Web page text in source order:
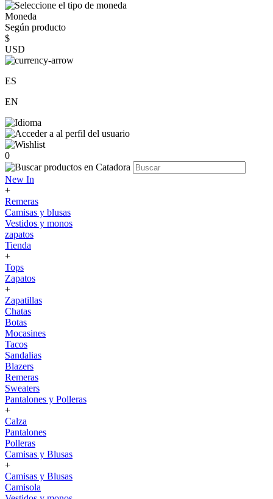
Moneda
Según producto
$
USD
ES
EN
0
New In
+
Remeras
Camisas y blusas
Vestidos y monos
zapatos
Tienda
+
Tops
Zapatos
+
Zapatillas
Chatas
Botas
Mocasines
Tacos
Sandalias
Blazers
Remeras
Sweaters
Pantalones y Polleras
+
Calza
Pantalones
Polleras
Camisas y Blusas
+
Camisas y Blusas
Camisola